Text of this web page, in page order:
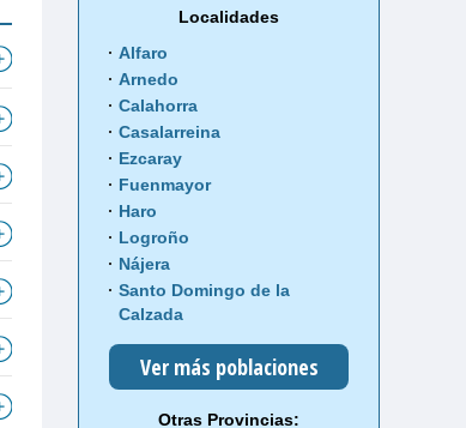
Localidades
Alfaro
Arnedo
Calahorra
Casalarreina
Ezcaray
Fuenmayor
Haro
Logroño
Nájera
Santo Domingo de la
Calzada
Ver más poblaciones
Otras Provincias: